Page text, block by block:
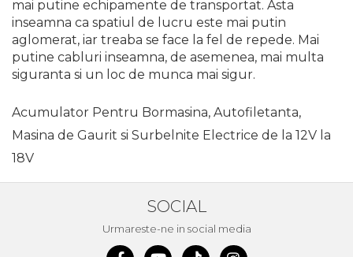
Foarfece Gradina
Lopeti Gradina
Foarfece Electrice
Aspiratoare & Suflante
Motocultoare
Dispozitiv de Batut Stalpi
mai putine echipamente de transportat. Asta
inseamna ca spatiul de lucru este mai putin
aglomerat, iar treaba se face la fel de repede. Mai
putine cabluri inseamna, de asemenea, mai multa
siguranta si un loc de munca mai sigur.
Acumulator Pentru Bormasina, Autofiletanta,
Masina de Gaurit si Surbelnite Electrice de la 12V la
18V
SOCIAL
Urmareste-ne in social media